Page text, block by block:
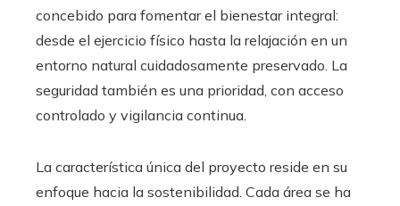
concebido para fomentar el bienestar integral:
desde el ejercicio físico hasta la relajación en un
entorno natural cuidadosamente preservado. La
seguridad también es una prioridad, con acceso
controlado y vigilancia continua.
La característica única del proyecto reside en su
enfoque hacia la sostenibilidad. Cada área se ha